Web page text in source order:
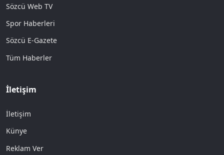
Sözcü Web TV
Spor Haberleri
Sözcü E-Gazete
Tüm Haberler
İletişim
İletişim
Künye
Reklam Ver